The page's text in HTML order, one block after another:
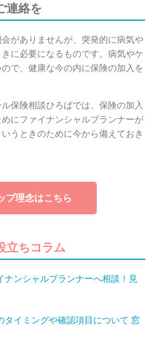
連絡を
がありませんが、突発的に病気や
に必要になるものです。病気やケ
で、健康な今の内に保険の加入を
保険相談ひろばでは、保険の加入
にファイナンシャルプランナーが
うときのために今から備えておき
プ理念はこちら
立ちコラム
ナンシャルプランナーへ相談！見
タイミングや確認項目について 窓